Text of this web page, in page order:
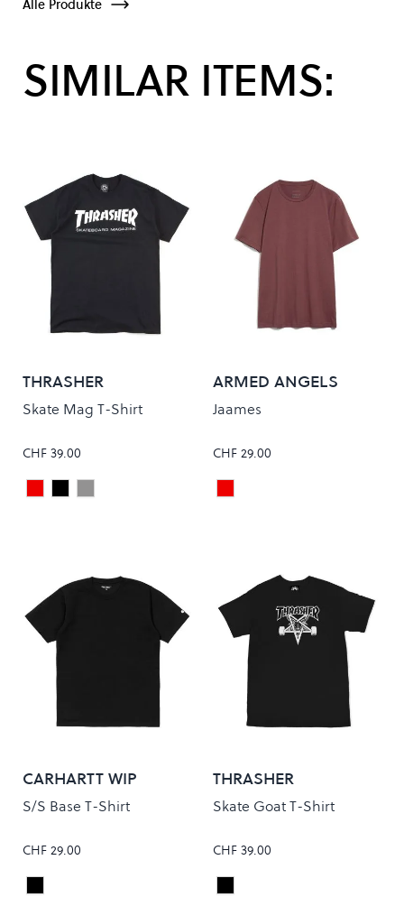
Alle Produkte
SIMILAR ITEMS:
THRASHER
Skate Mag T-Shirt
CHF 39.00
Colour
Maroon
BlackGrey
ARMED ANGELS
Jaames
CHF 29.00
Colour
Sable Red
CARHARTT WIP
S/S Base T-Shirt
CHF 29.00
Colour
Black/White
THRASHER
Skate Goat T-Shirt
CHF 39.00
Colour
Black